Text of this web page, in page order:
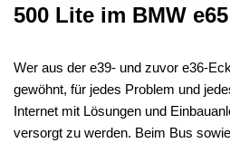
500 Lite im BMW
Wer aus der e39- und zuvor e36-
gewöhnt, für jedes Problem und
Internet mit Lösungen und
versorgt zu werden. Beim Bus